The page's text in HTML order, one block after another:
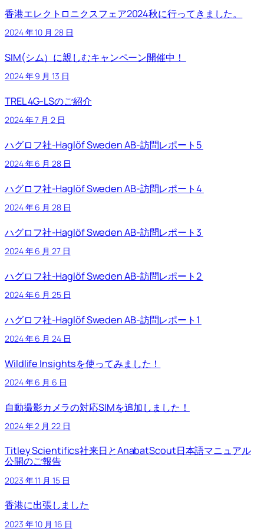
香港エレクトロニクスフェア2024秋に行ってきました。
2024 年 10 月 28 日
SIM(シム）に親しむキャンペーン開催中！
2024 年 9 月 13 日
TREL 4G-LSのご紹介
2024 年 7 月 2 日
ハグロフ社-Haglöf Sweden AB-訪問レポート5
2024 年 6 月 28 日
ハグロフ社-Haglöf Sweden AB-訪問レポート4
2024 年 6 月 28 日
ハグロフ社-Haglöf Sweden AB-訪問レポート3
2024 年 6 月 27 日
ハグロフ社-Haglöf Sweden AB-訪問レポート2
2024 年 6 月 25 日
ハグロフ社-Haglöf Sweden AB-訪問レポート1
2024 年 6 月 24 日
Wildlife Insightsを使ってみました！
2024 年 6 月 6 日
自動撮影カメラの対応SIMを追加しました！
2024 年 2 月 22 日
Titley Scientifics社来日とAnabatScout日本語マニュアル
公開のご報告
2023 年 11 月 15 日
香港に出張しました
2023 年 10 月 16 日